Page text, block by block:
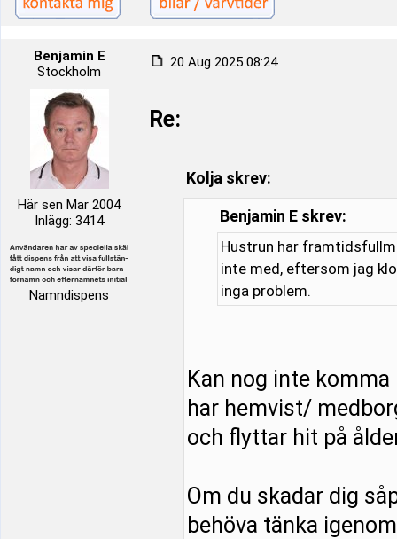
Benjamin E
Stockholm
Här sen Mar 2004
Inlägg: 3414
Namndispens
20 Aug 2025 08:24
Re:
Kolja skrev:
Benjamin E skrev:
Hustrun har
inte med, eftersom jag
inga problem.
Kan nog inte
har hemvist/
och flyttar hit på
Om du skadar dig
behöva tänka